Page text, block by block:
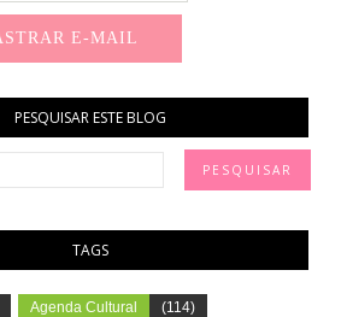
PESQUISAR ESTE BLOG
TAGS
Agenda Cultural (114)